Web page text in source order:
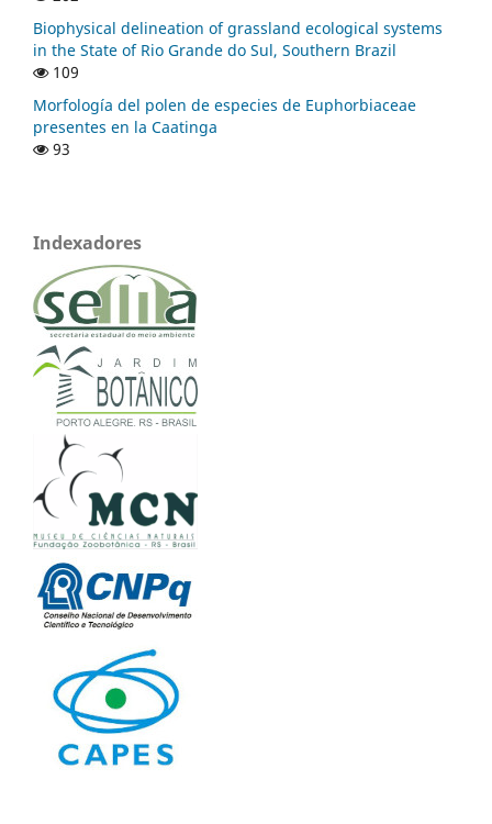
Biophysical delineation of grassland ecological systems
in the State of Rio Grande do Sul, Southern Brazil
109
Morfología del polen de especies de Euphorbiaceae
presentes en la Caatinga
93
Indexadores